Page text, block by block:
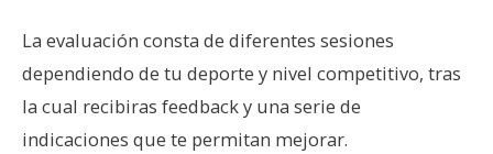
La evaluación consta de diferentes sesiones
dependiendo de tu deporte y nivel competitivo, tras
la cual recibiras feedback y una serie de
indicaciones que te permitan mejorar.